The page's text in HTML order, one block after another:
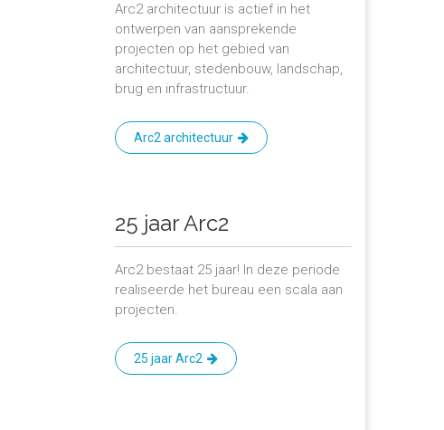
Arc2 architectuur is actief in het
ontwerpen van aansprekende
projecten op het gebied van
architectuur, stedenbouw, landschap,
brug en infrastructuur.
Arc2 architectuur
25 jaar Arc2
Arc2 bestaat 25 jaar! In deze periode
realiseerde het bureau een scala aan
projecten.
25 jaar Arc2